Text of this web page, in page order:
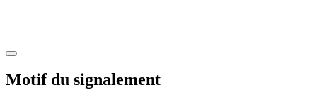
Motif du signalement